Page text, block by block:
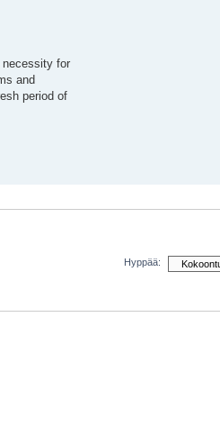
necessity for
and
period of
Hyppää: